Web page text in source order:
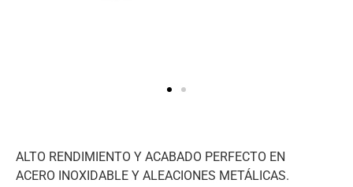
ALTO RENDIMIENTO Y ACABADO PERFECTO EN
ACERO INOXIDABLE Y ALEACIONES METÁLICAS.